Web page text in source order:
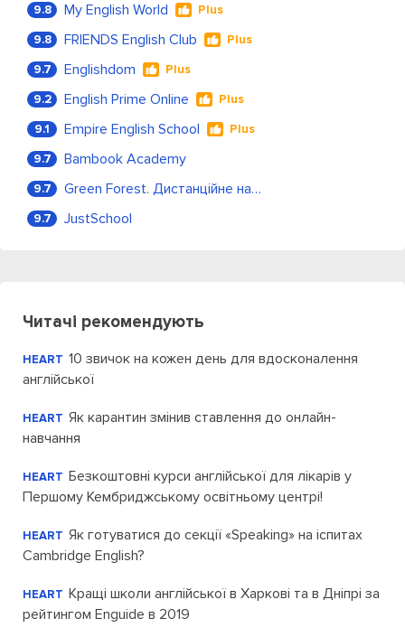
9.8 My English World Plus
9.8 FRIENDS English Club Plus
9.7 Englishdom Plus
9.2 English Prime Online Plus
9.1 Empire English School Plus
9.7 Bambook Academy
9.7 Green Forest. Дистанційне навчання
9.7 JustSchool
Читачі рекомендують
HEART 10 звичок на кожен день для вдосконалення
англійської
HEART Як карантин змінив ставлення до онлайн-
навчання
HEART Безкоштовні курси англійської для лікарів у
Першому Кембриджському освітньому центрі!
HEART Як готуватися до секції «Speaking» на іспитах
Cambridge English?
HEART Кращі школи англійської в Харкові та в Дніпрі за
рейтингом Enguide в 2019